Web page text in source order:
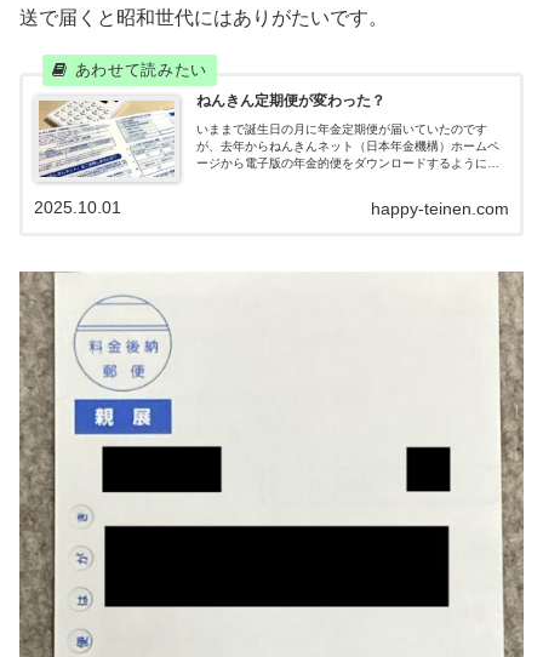
送で届くと昭和世代にはありがたいです。
ねんきん定期便が変わった？
いままで誕生日の月に年金定期便が届いていたのです
が、去年からねんきんネット（日本年金機構）ホームペ
ージから電子版の年金的便をダウンロードするようにし
happy-teinen.com
2025.10.01